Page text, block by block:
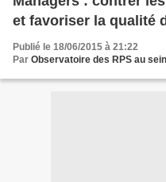
et favoriser la qualité
Publié le 18/06/2015 à 21:22
Par Observatoire des RPS au